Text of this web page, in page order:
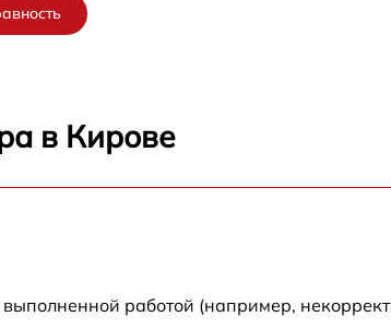
в Кирове
работой (например,